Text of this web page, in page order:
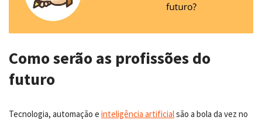
Como serão as profissões do
futuro
Tecnologia, automação e inteligência artificialsão a bola da vez no